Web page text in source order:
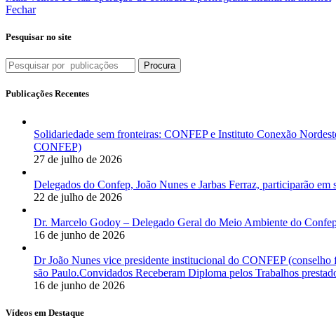
Fechar
Pesquisar no site
Procura
Publicações Recentes
Solidariedade sem fronteiras: CONFEP e Instituto Conexão
CONFEP)
27 de julho de 2026
Delegados do Confep, João Nunes e Jarbas Ferraz, participarão
22 de julho de 2026
Dr. Marcelo Godoy – Delegado Geral do Meio Ambiente do
16 de junho de 2026
Dr João Nunes vice presidente institucional do CONFEP
são Paulo.Convidados Receberam Diploma pelos Trabalhos
16 de junho de 2026
Vídeos em Destaque